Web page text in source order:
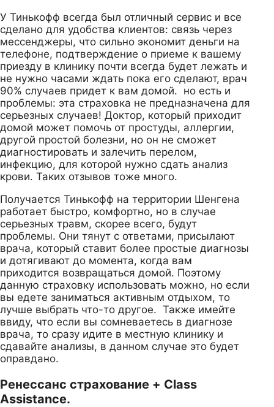
У Тинькофф всегда был отличный сервис и все
сделано для удобства клиентов: связь через
мессенджеры, что сильно экономит деньги на
телефоне, подтверждение о приеме к вашему
приезду в клинику почти всегда будет лежать и
не нужно часами ждать пока его сделают, врач
90% случаев придет к вам домой. но есть и
проблемы: эта страховка не предназначена для
серьезных случаев! Доктор, который приходит
домой может помочь от простуды, аллергии,
другой простой болезни, но он не сможет
диагностировать и залечить перелом,
инфекцию, для которой нужно сдать анализ
крови. Таких отзывов тоже много.
Получается Тинькофф на территории Шенгена
работает быстро, комфортно, но в случае
серьезных травм, скорее всего, будут
проблемы. Они тянут с ответами, присылают
врача, который ставит более простые диагнозы
и дотягивают до момента, когда вам
приходится возвращаться домой. Поэтому
данную страховку использовать можно, но если
вы едете заниматься активным отдыхом, то
лучше выбрать что-то другое. Также имейте
ввиду, что если вы сомневаетесь в диагнозе
врача, то сразу идите в местную клинику и
сдавайте анализы, в данном случае это будет
оправдано.
Ренессанс страхование + Class
Assistance.